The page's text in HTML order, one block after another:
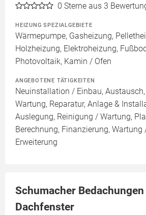
0 Sterne aus 3
HEIZUNG SPEZIALGEBIETE
Wärmepumpe, Gasheizung,
Holzheizung, Elektroheizung,
Photovoltaik, Kamin / Ofen
ANGEBOTENE TÄTIGKEITEN
Neuinstallation / Einbau,
Wartung, Reparatur, Anlage &
Auslegung, Reinigung / Wartung,
Berechnung, Finanzierung, Wartung
Erweiterung
Schumacher
Dachfenster